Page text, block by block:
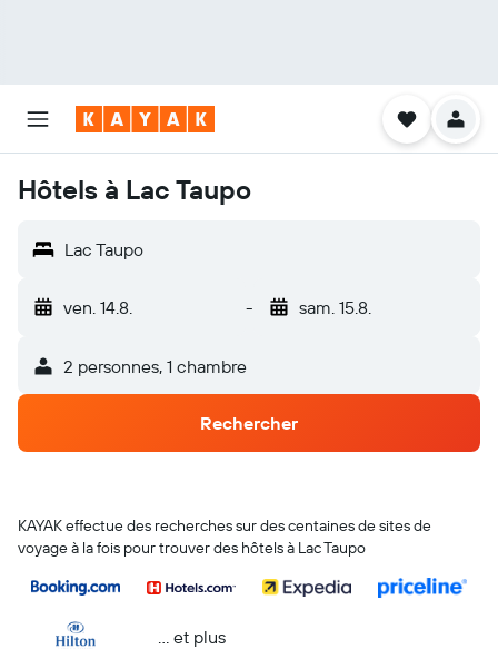
Hôtels à Lac Taupo
Lac Taupo
ven. 14.8. - sam. 15.8.
2 personnes, 1 chambre
Rechercher
KAYAK effectue des recherches sur des centaines de sites de
voyage à la fois pour trouver des hôtels à Lac Taupo
… et plus